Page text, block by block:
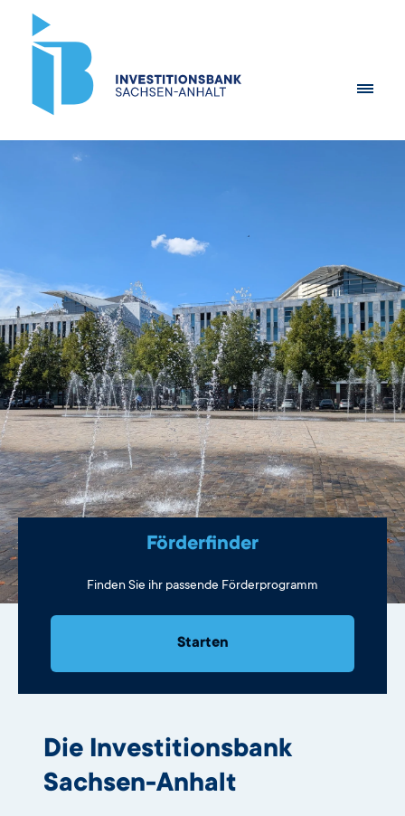
Förderfinder
Finden Sie ihr passende Förderprogramm
Starten
Die Investitionsbank
Sachsen-Anhalt